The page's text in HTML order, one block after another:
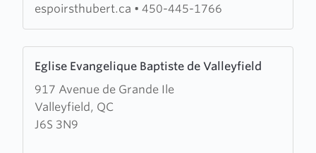
deespoirsthubert.ca • 450-445-1766
Eglise Evangelique Baptiste de Valleyfield
917 Avenue de Grande Ile
Valleyfield, QC
J6S 3N9
more
about
Eglise
Evangelique